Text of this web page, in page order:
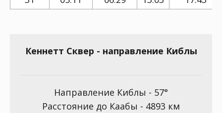
Кеннетт Сквер - направление Киблы
Направление Киблы - 57°
Расстояние до Каабы - 4893 км